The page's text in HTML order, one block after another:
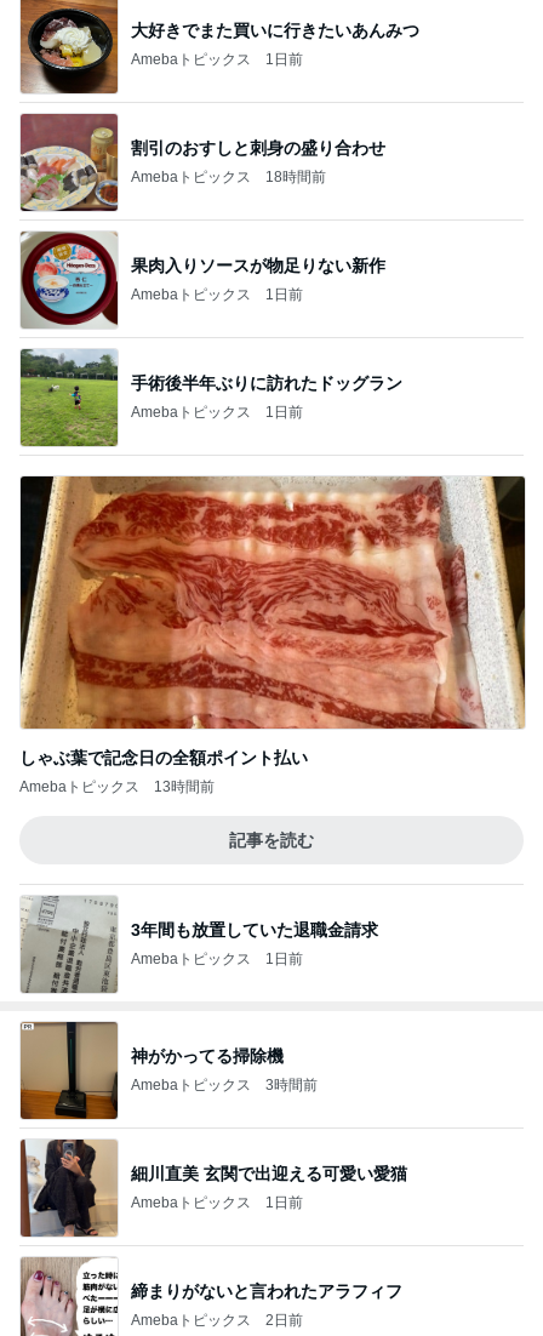
大好きでまた買いに行きたいあんみつ
Amebaトピックス 1日前
割引のおすしと刺身の盛り合わせ
Amebaトピックス 18時間前
果肉入りソースが物足りない新作
Amebaトピックス 1日前
手術後半年ぶりに訪れたドッグラン
Amebaトピックス 1日前
しゃぶ葉で記念日の全額ポイント払い
Amebaトピックス 13時間前
記事を読む
3年間も放置していた退職金請求
Amebaトピックス 1日前
神がかってる掃除機
Amebaトピックス 3時間前
細川直美 玄関で出迎える可愛い愛猫
Amebaトピックス 1日前
締まりがないと言われたアラフィフ
Amebaトピックス 2日前